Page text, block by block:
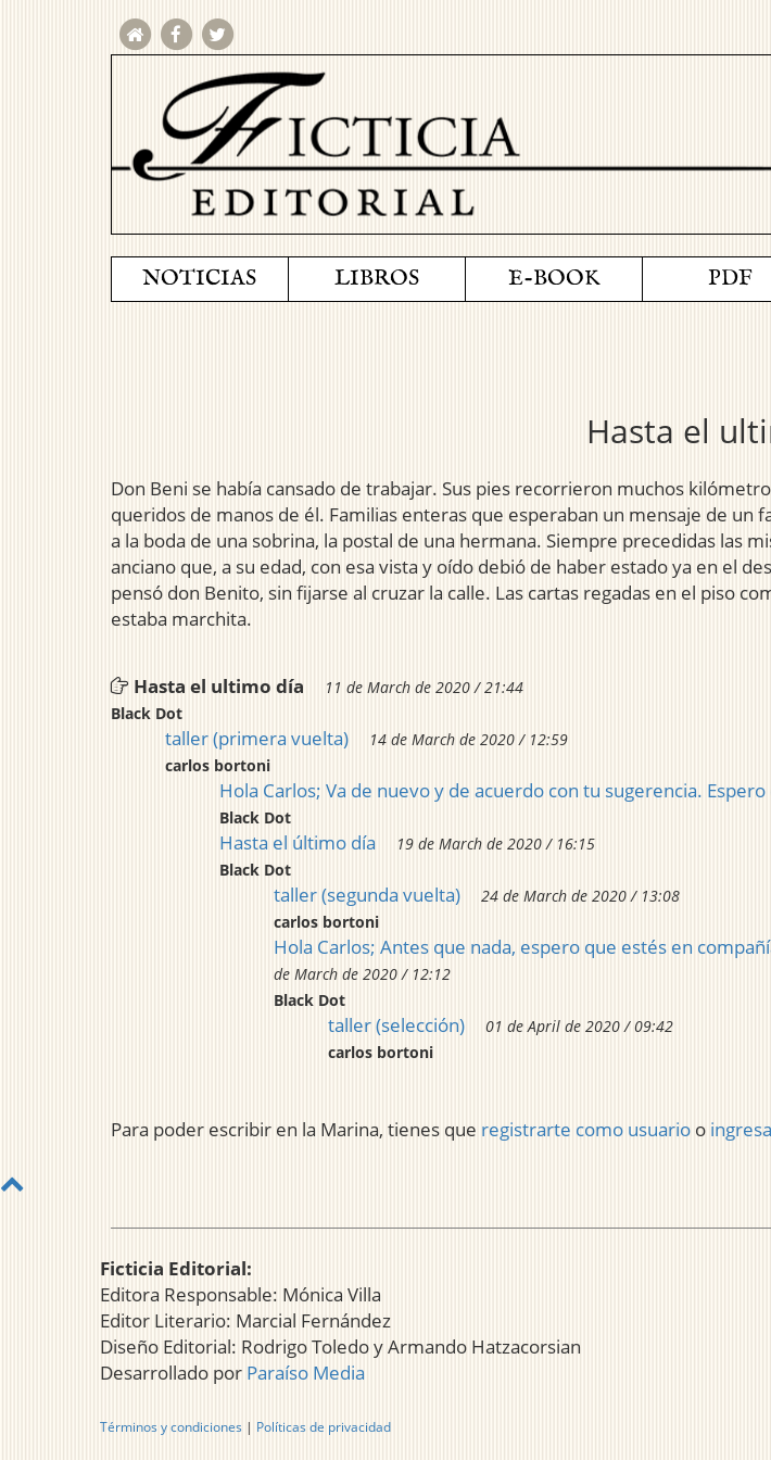
NOTICIAS LIBROS E-BOOK PDF
Hasta el
Don Beni se había cansado de trabajar. Sus pies recorrieron muchos
queridos de manos de él. Familias enteras que esperaban un mensaje de
a la boda de una sobrina, la postal de una hermana. Siempre precedidas las
anciano que, a su edad, con esa vista y oído debió de haber estado ya en el
pensó don Benito, sin fijarse al cruzar la calle. Las cartas regadas en el piso
estaba marchita.
Hasta el ultimo día
11 de March de 2020 / 21:44
Black Dot
taller (primera vuelta)
14 de March de 2020 / 12:59
carlos bortoni
Hola Carlos; Va de nuevo y de acuerdo con tu sugerencia.
Black Dot
Hasta el último día
19 de March de 2020 / 16:15
Black Dot
taller (segunda vuelta)
24 de March de 2020 / 13:08
carlos bortoni
Hola Carlos; Antes que nada, espero que estés en
de March de 2020 / 12:12
Black Dot
taller (selección)
01 de April de 2020 / 09:42
carlos bortoni
Para poder escribir en la Marina, tienes que registrarte como usuario o ingresa
Ficticia Editorial:
Editora Responsable: Mónica Villa
Editor Literario: Marcial Fernández
Diseño Editorial: Rodrigo Toledo y Armando Hatzacorsian
Desarrollado por Paraíso Media
Términos y condiciones | Políticas de privacidad